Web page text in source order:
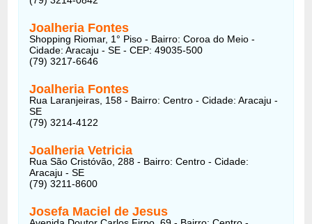
Joalheria Fontes
Shopping Riomar, 1° Piso - Bairro: Coroa do Meio -
Cidade: Aracaju - SE - CEP: 49035-500
(79) 3217-6646
Joalheria Fontes
Rua Laranjeiras, 158 - Bairro: Centro - Cidade: Aracaju -
SE
(79) 3214-4122
Joalheria Vetricia
Rua São Cristóvão, 288 - Bairro: Centro - Cidade:
Aracaju - SE
(79) 3211-8600
Josefa Maciel de Jesus